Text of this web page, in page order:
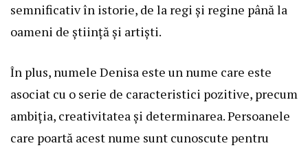
semnificativ în istorie, de la regi și regine până la
oameni de știință și artiști.
În plus, numele Denisa este un nume care este
asociat cu o serie de caracteristici pozitive, precum
ambiția, creativitatea și determinarea. Persoanele
care poartă acest nume sunt cunoscute pentru